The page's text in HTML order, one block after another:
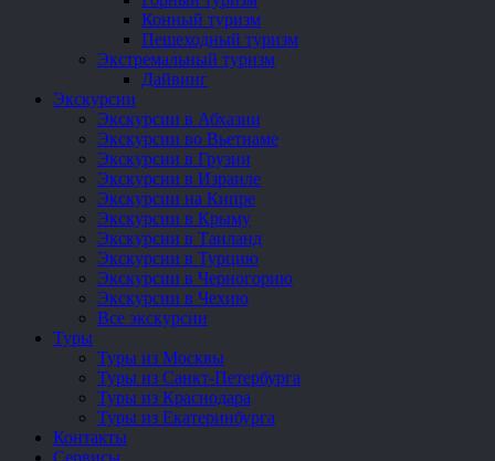
Конный туризм
Пешеходный туризм
Экстремальный туризм
Дайвинг
Экскурсии
Экскурсии в Абхазии
Экскурсии во Вьетнаме
Экскурсии в Грузии
Экскурсии в Израиле
Экскурсии на Кипре
Экскурсии в Крыму
Экскурсии в Таиланд
Экскурсии в Турцию
Экскурсии в Черногорию
Экскурсии в Чехию
Все экскурсии
Туры
Туры из Москвы
Туры из Санкт-Петербурга
Туры из Краснодара
Туры из Екатеринбурга
Контакты
Сервисы